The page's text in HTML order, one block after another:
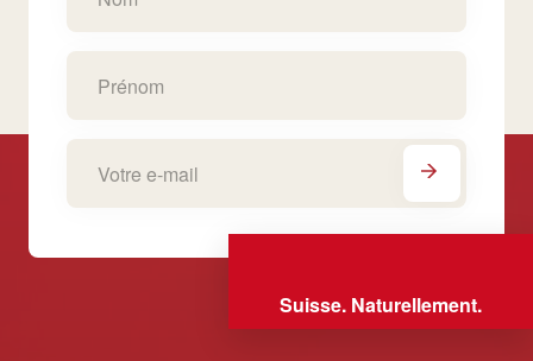
Suisse. Naturellement.